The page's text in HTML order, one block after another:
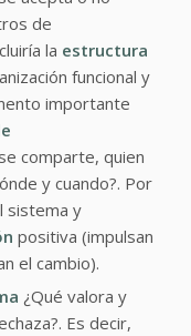
de
la estructura
funcional y
importante
comparte, quien
y cuando?. Por
sistema y
positiva (impulsan
el cambio).
¿Qué valora y
Es decir,